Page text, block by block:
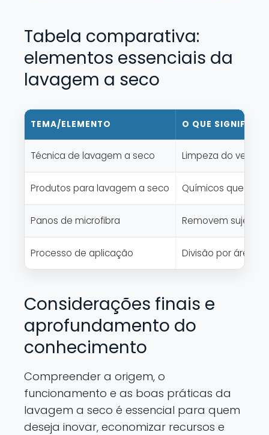
Tabela comparativa:
elementos essenciais da
lavagem a seco
TEMA/ELEMENTO O QUE SIGNIFICA
Técnica de lavagem a seco Limpeza do
Produtos para lavagem a seco Químicos que
Panos de microfibra Removem sujeira
Processo de aplicação Divisão por áreas,
Considerações finais e
aprofundamento do
conhecimento
Compreender a origem, o
funcionamento e as boas práticas da
lavagem a seco é essencial para quem
deseja inovar, economizar recursos e